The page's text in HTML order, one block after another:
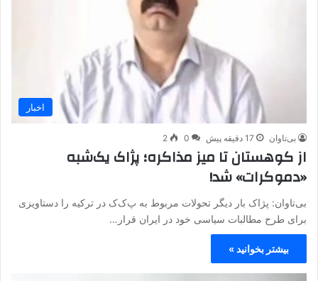
اخبار
بی‌تاوان 17 دقیقه پیش 0
2
از کوهستان تا میز مذاکره؛ پژاک یک‌شبه
«دموکرات» شد!
بی‌تاوان: پژاک بار دیگر تحولات مربوط به پ‌ک‌ک در ترکیه را دستاویزی
برای طرح مطالبات سیاسی خود در ایران قرار…
بیشتر بخوانید »